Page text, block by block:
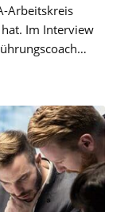
Arbeitskreis
Im Interview